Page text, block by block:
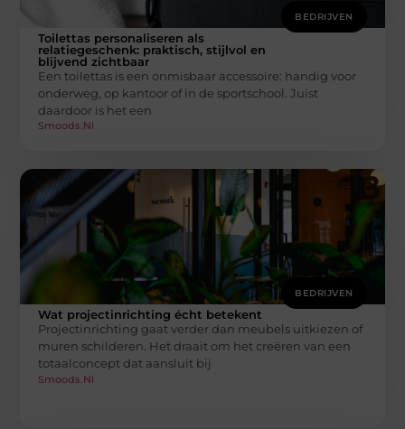
BEDRIJVEN
Toilettas personaliseren als
relatiegeschenk: praktisch, stijlvol en
blijvend zichtbaar
Een toilettas is een onmisbaar accessoire: handig voor
onderweg, op kantoor of in de sportschool. Juist
daardoor is het een
Smoods.nl
BEDRIJVEN
Wat projectinrichting écht betekent
Projectinrichting gaat verder dan meubels uitkiezen of
muren schilderen. Het draait om het creëren van een
totaalconcept dat aansluit bij
Smoods.nl